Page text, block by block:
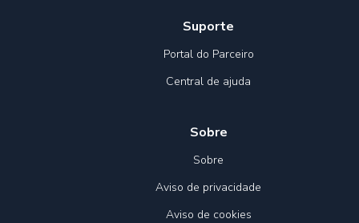
Suporte
Portal do Parceiro
Central de ajuda
Sobre
Sobre
Aviso de privacidade
Aviso de cookies